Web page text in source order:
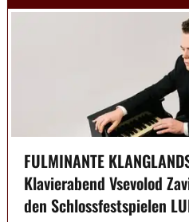
FULMINANTE
Klavierabend Vsevolod
den Schlossfestspielen